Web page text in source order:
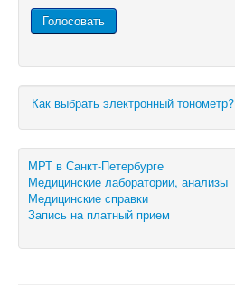
Как выбрать электронный тонометр?
МРТ в Санкт-Петербурге
Медицинские лаборатории, анализы
Медицинские справки
Запись на платный прием